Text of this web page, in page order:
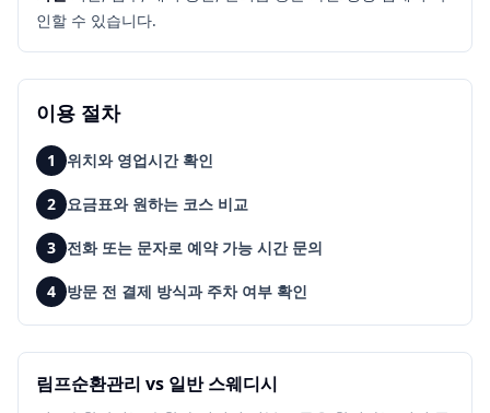
인할 수 있습니다.
이용 절차
1 위치와 영업시간 확인
2 요금표와 원하는 코스 비교
3 전화 또는 문자로 예약 가능 시간 문의
4 방문 전 결제 방식과 주차 여부 확인
림프순환관리 vs 일반 스웨디시